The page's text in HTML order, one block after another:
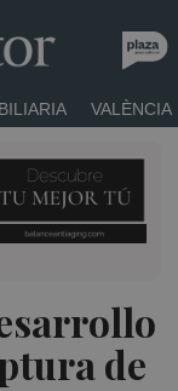
VALÈNCIA
de